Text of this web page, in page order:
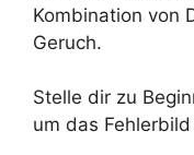
Kombination von
Geruch.
Stelle dir zu
um das